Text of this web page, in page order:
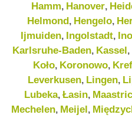
Hamm, Hanover,
Helmond, Hengelo,
Ijmuiden, Ingolstadt,
Karlsruhe-Baden, Kassel,
Koło, Koronowo,
Leverkusen, Lingen,
Lubeka, Łasin,
Mechelen, Meijel,